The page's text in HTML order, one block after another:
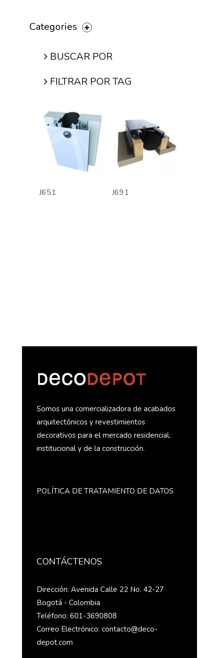
Categories
BUSCAR POR
FILTRAR POR TAG
J651 J691
Somos una comercializadora de acabados
arquitectónicos y revestimientos
decorativos para el mercado residencial,
institucional y de la construcción.
POLÍTICA DE TRATAMIENTO DE DATOS
CONTÁCTENOS
Dirección: Avenida Calle 22 No. 42-27
Bogotá - Colombia
Teléfono: 601-3690808
Correo Electrónico: contacto@deco-
depot.com